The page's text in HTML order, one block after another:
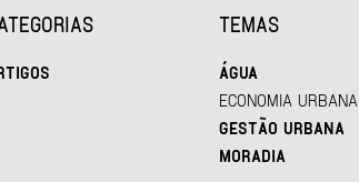
TEMAS
ÁGUA
ECONOMIA URBANA
GESTÃO URBANA
MORADIA